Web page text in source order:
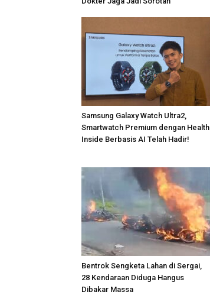
Samsung Galaxy Watch Ultra2,
Smartwatch Premium dengan Health
Inside Berbasis AI Telah Hadir!
Bentrok Sengketa Lahan di Sergai,
28 Kendaraan Diduga Hangus
Dibakar Massa